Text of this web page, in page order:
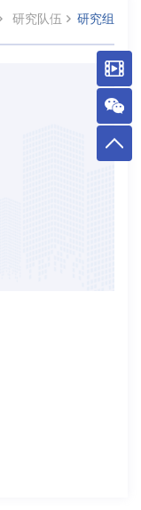
研究队伍 研究组